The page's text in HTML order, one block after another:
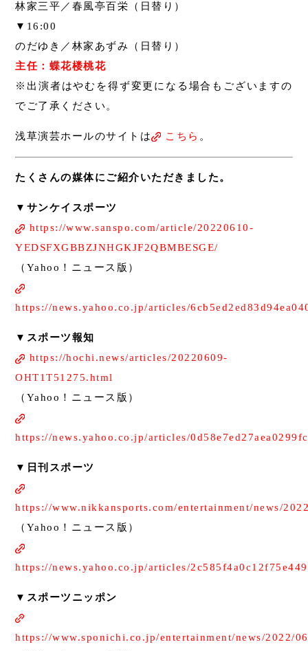
林家三平／春風亭百栄（日替り）
▼16:00
のだゆき／林家あずみ（日替り）
主任：蝶花楼桃花
※出演者はやむを得ず変更になる場合もございますの
でご了承ください。
浅草演芸ホールのサイトは こちら 。
たくさんの媒体にご紹介いただきました。
▼サンケイスポーツ
https://www.sanspo.com/article/20220610-
YEDSFXGBBZJNHGKJF2QBMBESGE/
（Yahoo！ニュース版）
https://news.yahoo.co.jp/articles/
▼スポーツ報知
https://hochi.news/articles/20220609-
OHT1T51275.html
（Yahoo！ニュース版）
https://news.yahoo.co.jp/articles/
▼日刊スポーツ
https://www.nikkansports.com/entertainment/news/
（Yahoo！ニュース版）
https://news.yahoo.co.jp/articles/
▼スポーツニッポン
https://www.sponichi.co.jp/entertainment/news/2022/